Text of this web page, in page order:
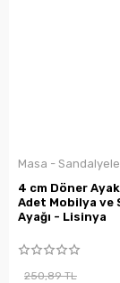
Masa -
4 cm Döner
Adet Mobilya ve
Ayağı - Lisinya
250,89 TL